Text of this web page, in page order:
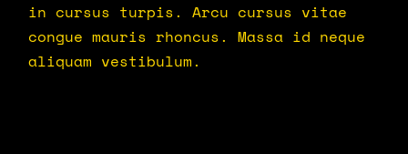
in cursus turpis. Arcu cursus vitae
congue mauris rhoncus. Massa id neque
aliquam vestibulum.